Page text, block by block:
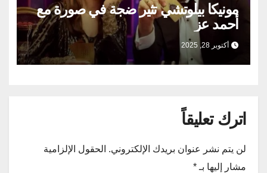
مونيكا بيلوتشي تثير ضجة في صورة مع
أحمد عز
أكتوبر 28, 2025
اترك تعليقاً
لن يتم نشر عنوان بريدك الإلكتروني. الحقول الإلزامية
مشار إليها بـ *